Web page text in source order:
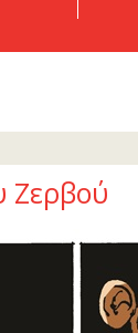
Ζερβού